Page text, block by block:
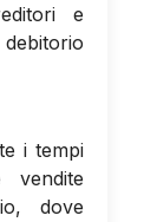
e
i tempi
vendite
dove